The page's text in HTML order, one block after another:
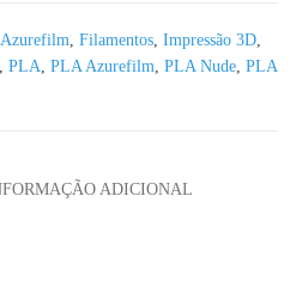
Azurefilm Filamentos Impressão 3D
PLA PLA Azurefilm PLA Nude PLA
ADICIONAL